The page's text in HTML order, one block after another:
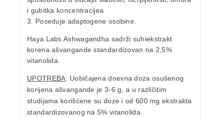
i gubitka koncentracijea
3. Poseduje adaptogene osobine.
Haya Labs Ashwagandha sadrži suhiekstrakt
korena ašvangande standardizovan na 2,5%
vitanolida.
UPOTREBA: Uobičajena dnevna doza osušenog
korijena ašvangande je 3-6 g, a u različitim
studijama korišćene su doze i od 600 mg ekstrakta
standardizovanog na 5% vitanolida.